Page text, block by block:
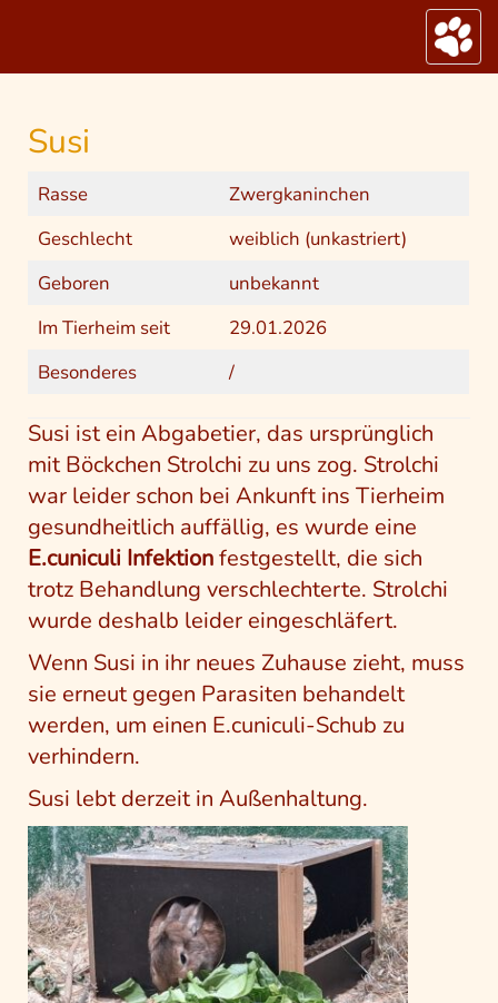
p
Susi
Rasse
Zwergkaninchen
Geschlecht
weiblich (unkastriert)
Geboren
unbekannt
Im Tierheim seit
29.01.2026
Besonderes
/
Susi ist ein Abgabetier, das ursprünglich
mit Böckchen Strolchi zu uns zog. Strolchi
war leider schon bei Ankunft ins Tierheim
gesundheitlich auffällig, es wurde eine
E.cuniculi Infektionfestgestellt, die sich
trotz Behandlung verschlechterte. Strolchi
wurde deshalb leider eingeschläfert.
Wenn Susi in ihr neues Zuhause zieht, muss
sie erneut gegen Parasiten behandelt
werden, um einen E.cuniculi-Schub zu
verhindern.
Susi lebt derzeit in Außenhaltung.